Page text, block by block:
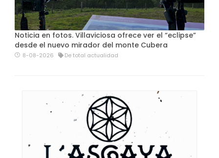
Noticia en fotos. Villaviciosa ofrece ver el “eclipse”
desde el nuevo mirador del monte Cubera
8-08-2026 De total actualidad